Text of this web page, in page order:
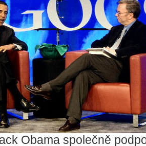
Obama společně